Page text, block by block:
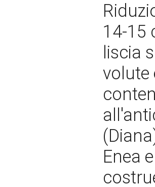
14-15
liscia
volute
Enea